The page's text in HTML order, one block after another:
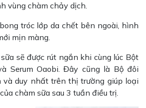
vùng chàm chảy dịch.
tróc lớp da chết bên ngoài, hình
mịn màng.
sẽ được rút ngắn khi cùng lúc Bột
Serum Oaobi. Đây cũng là Bộ đôi
và duy nhất trên thị trường giúp loại
chàm sữa sau 3 tuần điều trị.